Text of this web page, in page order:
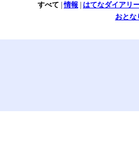
すべて |情報 はてなダイアリ
おとな